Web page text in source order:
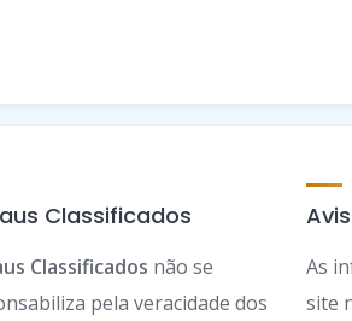
Classificados
Classificados não se
pela veracidade dos
As
site